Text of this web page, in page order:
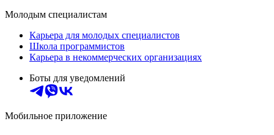
Молодым специалистам
Карьера для молодых специалистов
Школа программистов
Карьера в некоммерческих организациях
Боты для уведомлений
Мобильное приложение